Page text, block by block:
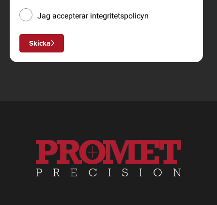
Jag accepterar integritetspolicyn
Skicka